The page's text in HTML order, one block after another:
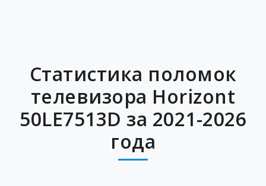
Статистика поломок
телевизора Horizont
50LE7513D за 2021-2026
года